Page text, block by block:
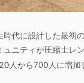
代に設計した最初
ニティが圧縮土レ
人から700人に増加